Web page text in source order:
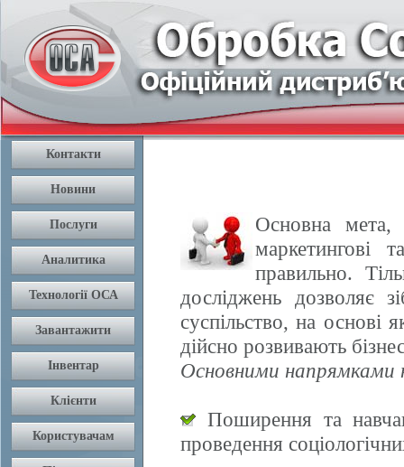
Основна мета,
маркетингові
правильно.
досліджень дозволяє
суспільство, на основі
дійсно розвивають
Основними напрямками
Поширення та
проведення